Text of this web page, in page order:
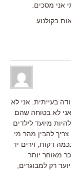
אני מסכים.
בקולנוע.
בעייתית. אני לא
לא בטוחה שהם
מיועד לילדים
להבין מהר מי
דקות, וירים יד
מאוחר יותר
רק למבוגרים,